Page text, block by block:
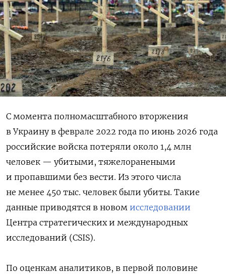
С момента полномасштабного вторжения
в Украину в феврале 2022 года по июнь 2026 года
российские войска потеряли около 1,4 млн
человек — убитыми, тяжелоранеными
и пропавшими без вести. Из этого числа
не менее 450 тыс. человек были убиты. Такие
данные приводятся в новом исследовании
Центра стратегических и международных
исследований (CSIS).
По оценкам аналитиков, в первой половине